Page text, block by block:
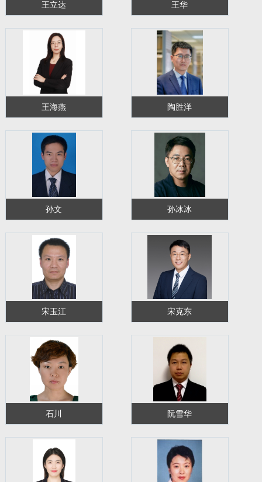
王立达 王华
王海燕 陶胜洋
孙文 孙冰冰
宋玉江 宋克东
石川 阮雪华